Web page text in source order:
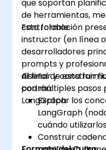
que soportan
de herramientas,
controlable.
Esta formación
instructor (en línea
desarrolladores
prompts y
diseñar y construir
con múltiples pasos
LangGraph.
Al final de esta
podrán:
Explicar los
LangGraph
cuándo
Construir